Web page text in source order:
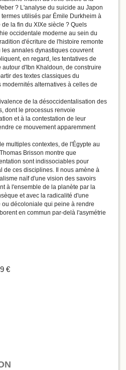
? L'analyse du suicide au Japon
utilisés par Émile Durkheim à
la fin du XIXe siècle ? Quels
occidentale moderne au sein du
d'écriture de l'histoire remonte
annales dynastiques couvrent
en regard, les tentatives de
d'Ibn Khaldoun, de construire
des textes classiques du
alternatives à celles de
de la désoccidentalisation des
dont le processus renvoie
et à la contestation de leur
ce mouvement apparemment
multiples contextes, de l'Égypte au
Brisson montre que
sont indissociables pour
de ces disciplines. Il nous amène à
naïf d'une vision des savoirs
à l'ensemble de la planète par la
et avec la radicalité d'une
décoloniale qui peine à rendre
en commun par-delà l'asymétrie
€